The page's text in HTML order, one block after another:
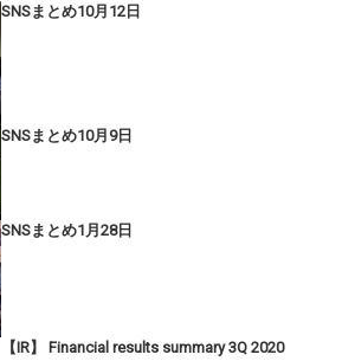
SNSまとめ10月12日
SNSまとめ10月9日
SNSまとめ1月28日
【IR】 Financial results summary 3Q 2020